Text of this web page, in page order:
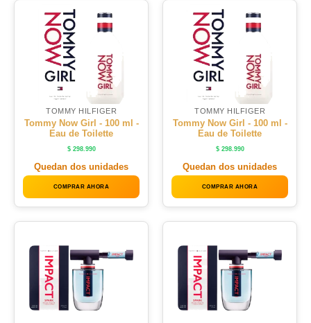
TOMMY HILFIGER
Tommy Now Girl - 100 ml -
Eau de Toilette
$298.990
Quedan dos unidades
COMPRAR AHORA
TOMMY HILFIGER
Tommy Now Girl - 100 ml -
Eau de Toilette
$298.990
Quedan dos unidades
COMPRAR AHORA